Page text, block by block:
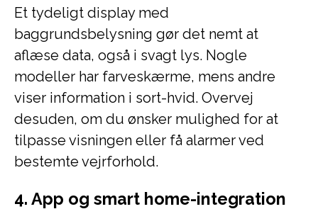
Et tydeligt display med
baggrundsbelysning gør det nemt at
aflæse data, også i svagt lys. Nogle
modeller har farveskærme, mens andre
viser information i sort-hvid. Overvej
desuden, om du ønsker mulighed for at
tilpasse visningen eller få alarmer ved
bestemte vejrforhold.
4. App og smart home-integration